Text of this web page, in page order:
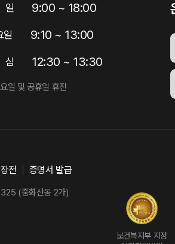
일 9:00 ~ 18:00
일 9:10 ~ 13:00
심 12:30 ~ 13:30
일 및 공휴일 휴진
전 증명서 발급
325 (중화산동 2가)
보건복지부 지정